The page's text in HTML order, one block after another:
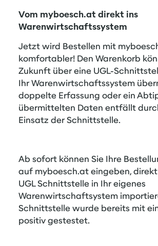
Vom myboesch.at direkt ins
Warenwirtschaftssystem
Jetzt wird Bestellen mit
komfortabler! Den Warenkorb
Zukunft über eine UGL-
Ihr Warenwirtschaftssystem
doppelte Erfassung oder ein
übermittelten Daten entfällt
Einsatz der Schnittstelle.
Ab sofort können Sie Ihre
auf myboesch.at eingeben,
UGL Schnittstelle in Ihr eigenes
Warenwirtschaftsystem
Schnittstelle wurde bereits mit
positiv gestestet.